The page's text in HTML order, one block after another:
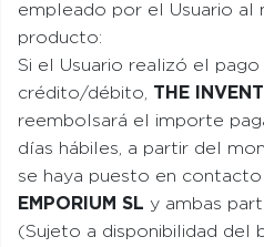
empleado por el Usuario al
producto:
Si el Usuario realizó el
crédito/débito, THE
reembolsará el importe
días hábiles, a partir del
se haya puesto en
EMPORIUM SL y ambas
(Sujeto a disponibilidad del